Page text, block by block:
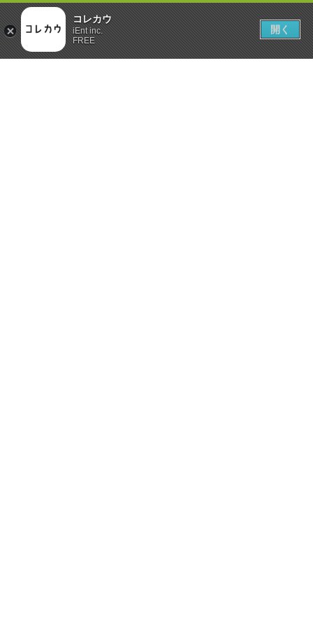
コレカウ
iEnt inc.
FREE
開く